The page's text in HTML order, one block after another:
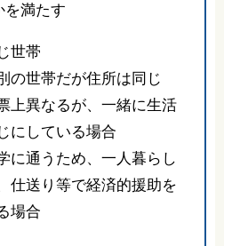
満たす
世帯
の世帯だが住所は同じ
上異なるが、一緒に生活
にしている場合
に通うため、一人暮らし
仕送り等で経済的援助を
場合